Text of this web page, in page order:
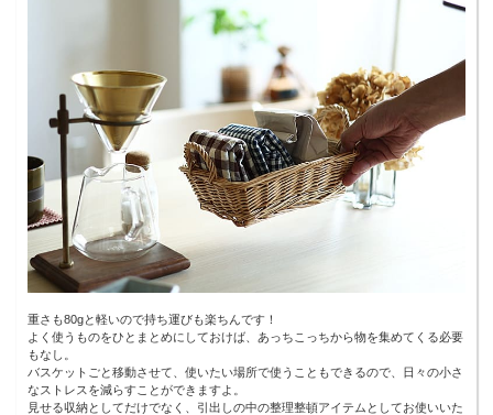
重さも80gと軽いので持ち運びも楽ちんです！
よく使うものをひとまとめにしておけば、あっちこっちから物を集めてくる必要
もなし。
バスケットごと移動させて、使いたい場所で使うこともできるので、日々の小さ
なストレスを減らすことができますよ。
見せる収納としてだけでなく、引出しの中の整理整頓アイテムとしてお使いいた